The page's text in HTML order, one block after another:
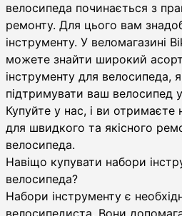
велосипеда починається з
ремонту. Для цього вам
інструменту. У веломагазині
можете знайти широкий
інструменту для велосипеда,
підтримувати ваш велосипед
Купуйте у нас, і ви отримаєте
для швидкого та якісного
велосипеда.
Навіщо купувати набори
велосипеда?
Набори інструменту є
велосипедиста. Вони